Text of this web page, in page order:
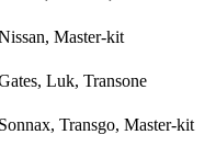
Master-kit
Luk, Transone
Sonnax, Transgo, Master-kit